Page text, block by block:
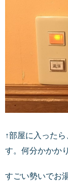
↑部屋に入った
す。何分かかか
すごい勢いでお